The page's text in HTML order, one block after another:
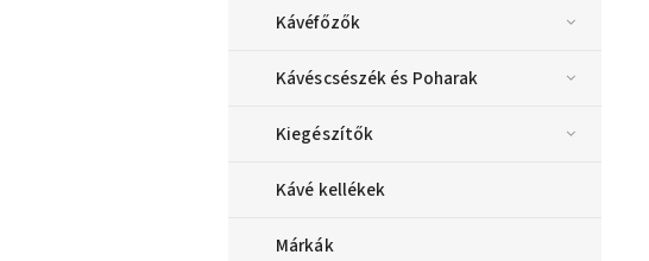
Kávéfőzők
Kávéscsészék és Poharak
Kiegészítők
Kávé kellékek
Márkák